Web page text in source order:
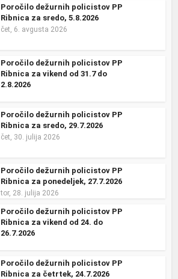
Poročilo dežurnih policistov PP
Ribnica za sredo, 5.8.2026
čet, 6. avgusta 2026
Poročilo dežurnih policistov PP
Ribnica za vikend od 31.7 do
2.8.2026
Poročilo dežurnih policistov PP
Ribnica za sredo, 29.7.2026
čet, 30. julija 2026
Poročilo dežurnih policistov PP
Ribnica za ponedeljek, 27.7.2026
tor, 28. julija 2026
Poročilo dežurnih policistov PP
Ribnica za vikend od 24. do
26.7.2026
Poročilo dežurnih policistov PP
Ribnica za četrtek, 24.7.2026